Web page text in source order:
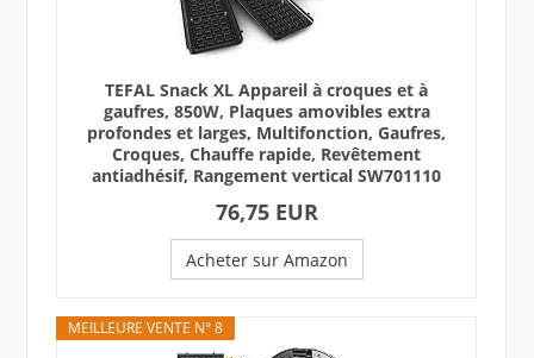
TEFAL Snack XL Appareil à croques et à
gaufres, 850W, Plaques amovibles extra
profondes et larges, Multifonction, Gaufres,
Croques, Chauffe rapide, Revêtement
antiadhésif, Rangement vertical SW701110
76,75 EUR
Acheter sur Amazon
MEILLEURE VENTE N° 8